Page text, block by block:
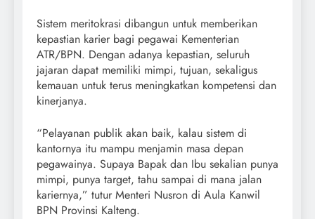
Sistem meritokrasi dibangun untuk memberikan
kepastian karier bagi pegawai Kementerian
ATR/BPN. Dengan adanya kepastian, seluruh
jajaran dapat memiliki mimpi, tujuan, sekaligus
kemauan untuk terus meningkatkan kompetensi dan
kinerjanya.
“Pelayanan publik akan baik, kalau sistem di
kantornya itu mampu menjamin masa depan
pegawainya. Supaya Bapak dan Ibu sekalian punya
mimpi, punya target, tahu sampai di mana jalan
kariernya,” tutur Menteri Nusron di Aula Kanwil
BPN Provinsi Kalteng.